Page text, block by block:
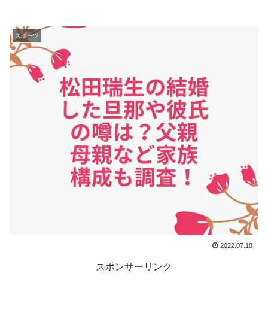
スポーツ
2022.07.18
スポンサーリンク